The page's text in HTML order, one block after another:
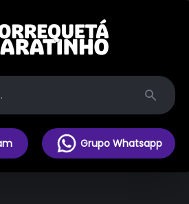
Search
Grupo Whatsapp